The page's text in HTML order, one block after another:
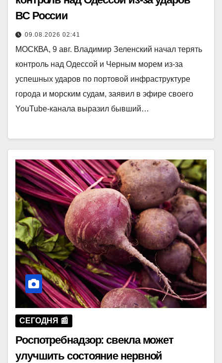
ВС России
09.08.2026 02:41
МОСКВА, 9 авг. Владимир Зеленский начал терять
контроль над Одессой и Черным морем из-за
успешных ударов по портовой инфраструктуре
города и морским судам, заявил в эфире своего
YouTube-канала выразил бывший…
СЕГОДНЯ 📰
Роспотребнадзор: свекла может
улучшить состояние нервной